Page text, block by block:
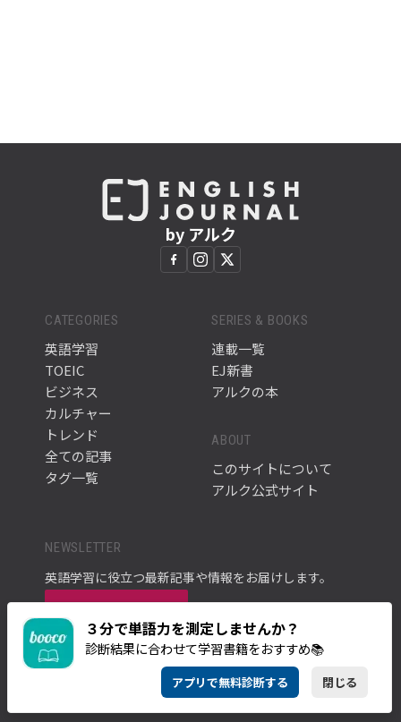
３分で単語力を測定しませんか？
診断結果に合わせて学習書籍をおすすめ📚
アプリで無料診断する 閉じる
by アルク
CATEGORIES
英語学習
TOEIC
ビジネス
カルチャー
トレンド
全ての記事
タグ一覧
SERIES & BOOKS
連載一覧
EJ新書
アルクの本
ABOUT
このサイトについて
アルク公式サイト
NEWSLETTER
英語学習に役立つ最新記事や情報をお届けします。